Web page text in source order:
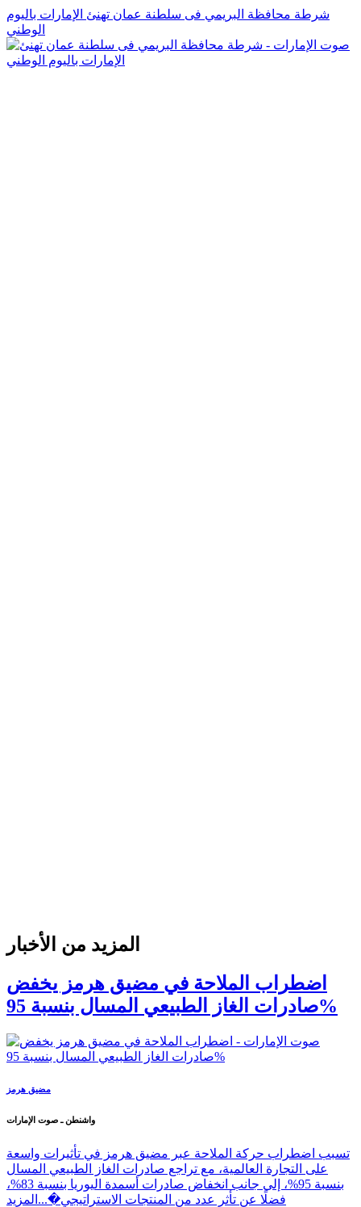
شرطة محافظة البريمي فى سلطنة عمان تهنئ الإمارات باليوم
الوطني
المزيد من الأخبار
اضطراب الملاحة في مضيق هرمز يخفض
صادرات الغاز الطبيعي المسال بنسبة 95%
مضيق هرمز
واشنطن ـ صوت الإمارات
تسبب اضطراب حركة الملاحة عبر مضيق هرمز في تأثيرات واسعة
على التجارة العالمية، مع تراجع صادرات الغاز الطبيعي المسال
بنسبة 95%، إلى جانب انخفاض صادرات أسمدة اليوريا بنسبة 83%،
فضلًا عن تأثر عدد من المنتجات الاستراتيجي�... المزيد